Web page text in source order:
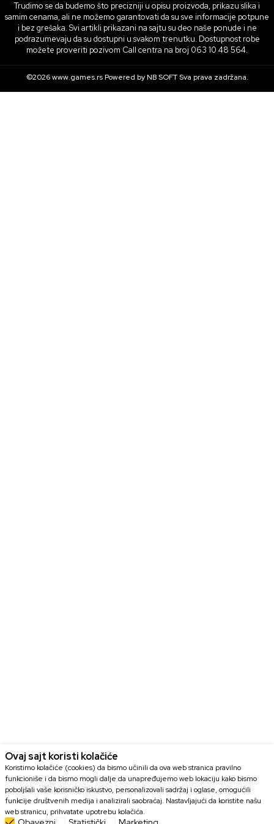
Trudimo se da budemo što precizniji u opisu proizvoda, prikazu slika i
samim cenama, ali ne možemo garantovati da su sve informacije potpune
i bez grešaka. Svi artikli prikazani na sajtu su deo naše ponude i ne
podrazumevaju da su dostupni u svakom trenutku. Dostupnost robe
možete proveriti pozivom Call centra na broj 063 10 48 564.
©2026www.games.rs Powered byNB SOFTSva prava zadržana.
Ovaj sajt koristi kolačiće
Koristimo kolačiće (cookies) da bismo učinili da ova web stranica pravilno
funkcioniše i da bismo mogli dalje da unapređujemo web lokaciju kako bismo
poboljšali vaše korisničko iskustvo, personalizovali sadržaj i oglase, omogućili
funkcije društvenih medija i analizirali saobraćaj. Nastavljajući da koristite našu
web stranicu, prihvatate upotrebu kolačića.